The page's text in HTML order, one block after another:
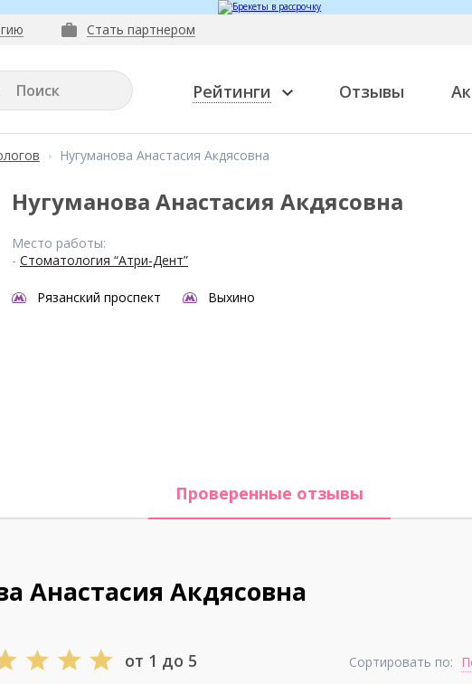
Стать партнером
Рейтинги Отзывы
Нугуманова Анастасия Акдясовна
Нугуманова Анастасия Акдясовна
Место работы:
- Стоматология “Атри-Дент”
Рязанский проспект Выхино
Проверенные отзывы
Анастасия Акдясовна
от 1 до 5 Сортировать по: